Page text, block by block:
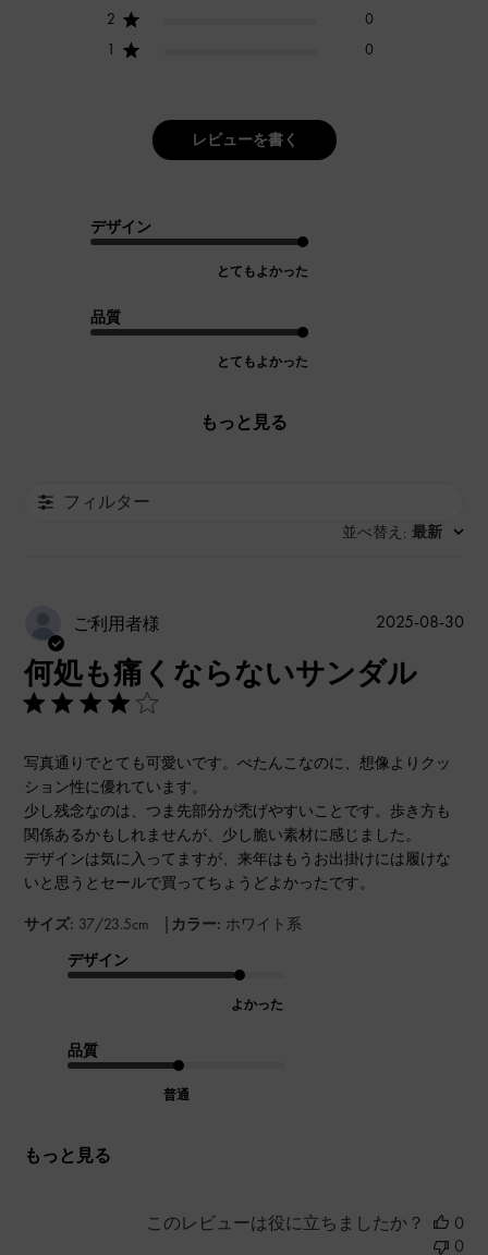
2
0
1
0
レビューを書く
デザイン
とてもよかった
品質
とてもよかった
もっと見る
フィルター
並べ替え : 最新
ご利用者様
何処も痛くならないサンダル
写真通りでとても可愛いです。ぺたんこなのに、想像よりクッ
ション性に優れています。
少し残念なのは、つま先部分が禿げやすいことです。歩き方も
関係あるかもしれませんが、少し脆い素材に感じました。
デザインは気に入ってますが、来年はもうお出掛けには履けな
いと思うとセールで買ってちょうどよかったです。
サイズ: 37/23.5cm | カラー: ホワイト系
デザイン
よかった
品質
普通
もっと見る
公
2025-08-30
このレビューは役に立ちましたか？
0
0